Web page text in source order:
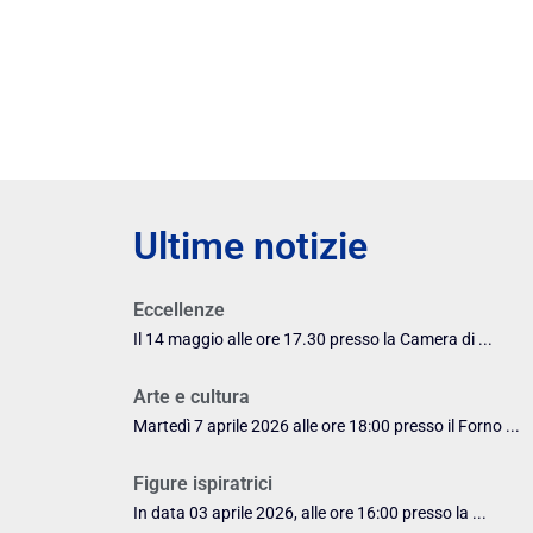
Ultime notizie
Eccellenze
Il 14 maggio alle ore 17.30 presso la Camera di ...
Arte e cultura
Martedì 7 aprile 2026 alle ore 18:00 presso il Forno ...
Figure ispiratrici
In data 03 aprile 2026, alle ore 16:00 presso la ...